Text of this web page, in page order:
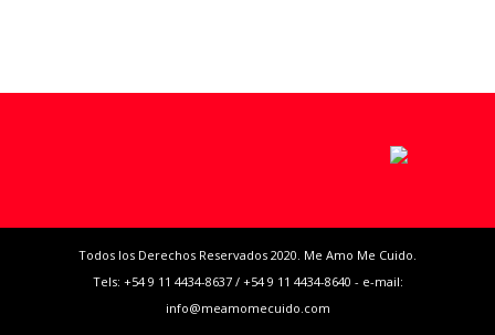
Todos los Derechos Reservados 2020. Me Amo Me Cuido.
Tels: +54 9 11 4434-8637 / +54 9 11 4434-8640 - e-mail:
info@meamomecuido.com